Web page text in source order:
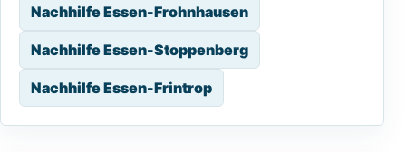
Nachhilfe Essen-Frohnhausen
Nachhilfe Essen-Stoppenberg
Nachhilfe Essen-Frintrop